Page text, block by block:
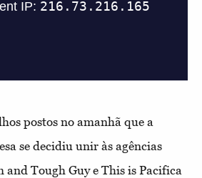
postos no amanhã que a
se decidiu unir às agências
and Tough Guy e This is Pacifica